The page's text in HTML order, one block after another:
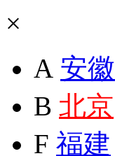
×
A 安徽
B 北京
F 福建